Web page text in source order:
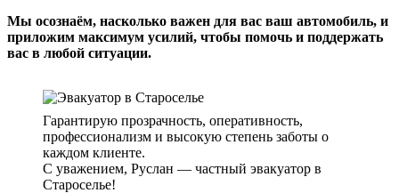
Мы осознаём, насколько важен для вас ваш автомобиль, и
приложим максимум усилий, чтобы помочь и поддержать
вас в любой ситуации.
Гарантирую прозрачность, оперативность,
профессионализм и высокую степень заботы о
каждом клиенте.
С уважением, Руслан — частный эвакуатор в
Староселье!